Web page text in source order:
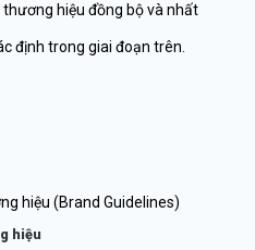
hiệu đồng bộ và nhất
định trong giai đoạn trên.
hiệu (Brand Guidelines)
hiệu